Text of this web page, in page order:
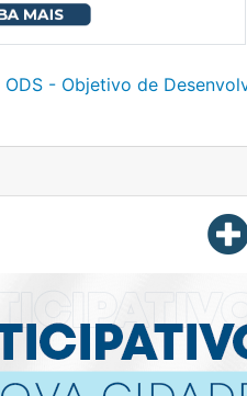
ODS - Objetivo de